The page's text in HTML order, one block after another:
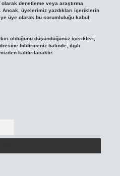
denetleme veya araştırma
Ancak, üyelerimiz yazdıkları içeriklerin
üye olarak bu sorumluluğu kabul
olduğunu düşündüğünüz içerikleri,
bildirmeniz halinde, ilgili
kaldırılacaktır.